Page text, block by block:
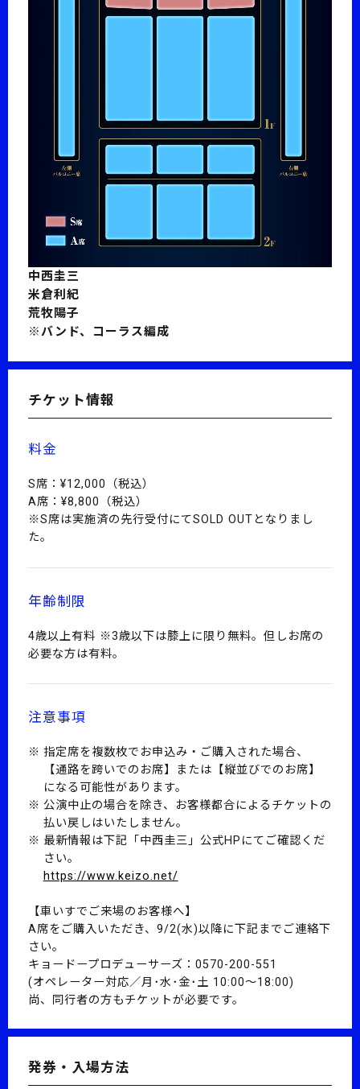
中西圭三
米倉利紀
荒牧陽子
※バンド、コーラス編成
チケット情報
料金
S席：¥12,000（税込）
A席：¥8,800（税込）
※S席は実施済の先行受付にてSOLD OUTとなりまし
た。
年齢制限
4歳以上有料 ※3歳以下は膝上に限り無料。但しお席の
必要な方は有料。
注意事項
指定席を複数枚でお申込み・ご購入された場合、
【通路を跨いでのお席】または【縦並びでのお席】
になる可能性があります。
公演中⽌の場合を除き、お客様都合によるチケットの
払い戻しはいたしません。
最新情報は下記「中西圭三」公式HPにてご確認くだ
さい。
https://www.keizo.net/
【車いすでご来場のお客様へ】
A席をご購入いただき、9/2(水)以降に下記までご連絡下
さい。
キョードープロデューサーズ：0570-200-551
(オペレーター対応／月･水･金･土 10:00〜18:00)
尚、同行者の方もチケットが必要です。
発券・入場方法